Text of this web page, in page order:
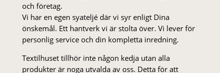
och företag.
Vi har en egen syateljé där vi syr enligt Dina
önskemål. Ett hantverk vi är stolta över. Vi lever för
personlig service och din kompletta inredning.
Textilhuset tillhör inte någon kedja utan alla
produkter är noga utvalda av oss. Detta för att